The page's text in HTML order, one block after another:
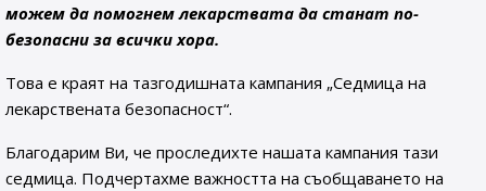
можем да помогнем лекарствата да станат по-
безопасни за всички хора.
Това е краят на тазгодишната кампания „Седмица на
лекарствената безопасност“.
Благодарим Ви, че проследихте нашата кампания тази
седмица. Подчертахме важността на съобщаването на